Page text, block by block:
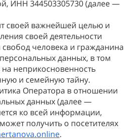
ИНН 344503305730 (далее —
своей важнейшей целью и
своей деятельности
человека и гражданина
данных, в том
неприкосновенность
и семейную тайну.
Оператора в отношении
данных (далее —
ко всей информации,
получить о посетителях
.